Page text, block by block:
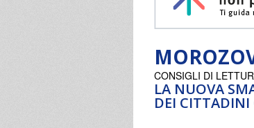
LA NUOVA
DEI CITTADINI
CONSIGLI DI